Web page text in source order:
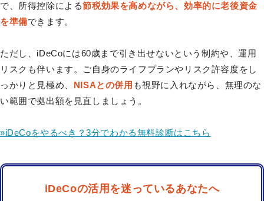
で、所得控除による節税効果を高めながら、効率的に老後資金
を準備できます。
ただし、iDeCoには60歳まで引き出せないという制約や、運用
リスクも伴います。ご自身のライフプランやリスク許容度をし
っかりと見極め、 NISAとの併用 も視野に入れながら、無理のな
い範囲で拠出額を見直しましょう。
»iDeCoをやるべき？3分でわかる無料診断はこちら
iDeCoの活用を迷っているあなたへ